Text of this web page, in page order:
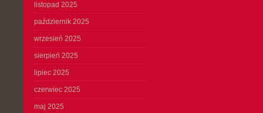
listopad 2025
październik 2025
wrzesień 2025
sierpień 2025
lipiec 2025
czerwiec 2025
maj 2025